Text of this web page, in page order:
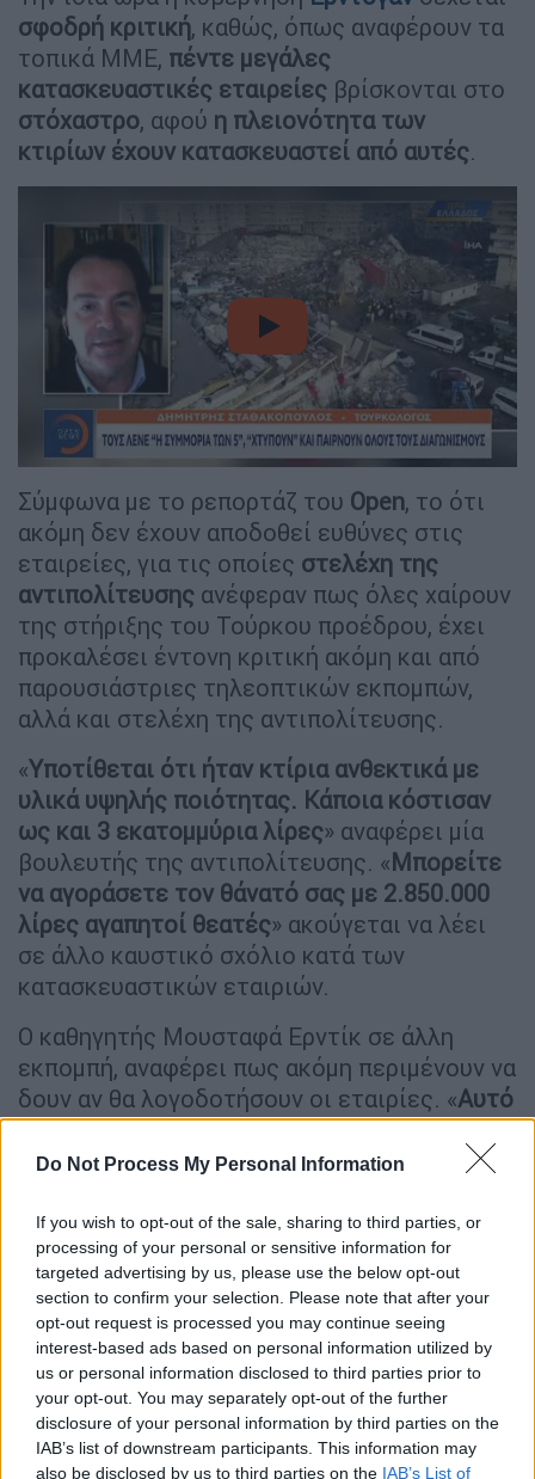
Do Not Process My Personal Information
If you wish to opt-out of the sale, sharing to third parties, or
processing of your personal or sensitive information for
targeted advertising by us, please use the below opt-out
section to confirm your selection. Please note that after your
opt-out request is processed you may continue seeing
interest-based ads based on personal information utilized by
us or personal information disclosed to third parties prior to
your opt-out. You may separately opt-out of the further
disclosure of your personal information by third parties on the
IAB’s list of downstream participants. This information may
also be disclosed by us to third parties on the IAB’s List of
σφοδρή κριτική, καθώς, όπως αναφέρουν τα
τοπικά ΜΜΕ, πέντε μεγάλες
κατασκευαστικές εταιρείες βρίσκονται στο
στόχαστρο, αφού η πλειονότητα των
κτιρίων έχουν κατασκευαστεί από αυτές.
video
Σύμφωνα με το ρεπορτάζ του Open, το ότι
ακόμη δεν έχουν αποδοθεί ευθύνες στις
εταιρείες, για τις οποίες στελέχη της
αντιπολίτευσης ανέφεραν πως όλες χαίρουν
της στήριξης του Τούρκου προέδρου, έχει
προκαλέσει έντονη κριτική ακόμη και από
παρουσιάστριες τηλεοπτικών εκπομπών,
αλλά και στελέχη της αντιπολίτευσης.
«Υποτίθεται ότι ήταν κτίρια ανθεκτικά με
υλικά υψηλής ποιότητας. Κάποια κόστισαν
ως και 3 εκατομμύρια λίρες» αναφέρει μία
βουλευτής της αντιπολίτευσης. «Μπορείτε
να αγοράσετε τον θάνατό σας με 2.850.000
λίρες αγαπητοί θεατές» ακούγεται να λέει
σε άλλο καυστικό σχόλιο κατά των
κατασκευαστικών εταιριών.
Ο καθηγητής Μουσταφά Ερντίκ σε άλλη
εκπομπή, αναφέρει πως ακόμη περιμένουν να
δουν αν θα λογοδοτήσουν οι εταιρίες. «Αυτό
που υποφέρουμε περισσότερο στη Τουρκία
είναι η έλλειψη λογοδοσίας εκείνων που
«Κτίρια από άμμο και χαλίκι»
Χαρακτηριστικά είναι τα σχόλια του
Παναγιώτη Καρύδη,καθηγητή αντισεισμικών
κατασκευώνστοOpen, o οποίος έκανε λόγο
για «απαγορευτικές» κατασκευές πουέγιναν
αιτία να χαθούν χιλιάδες ζωές από τον
καταστροφικό σεισμό.